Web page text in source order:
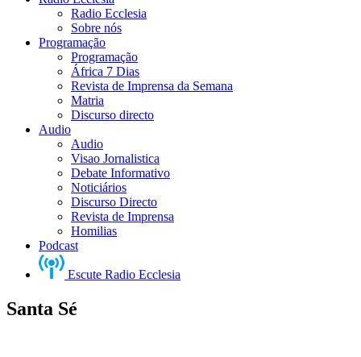
Radio Ecclesia
Sobre nós
Programação
Programação
África 7 Dias
Revista de Imprensa da Semana
Matria
Discurso directo
Audio
Audio
Visao Jornalistica
Debate Informativo
Noticiários
Discurso Directo
Revista de Imprensa
Homilias
Podcast
Escute Radio Ecclesia
Santa Sé